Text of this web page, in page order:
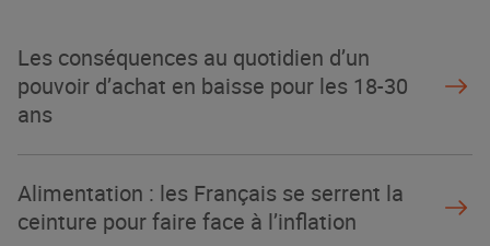
Les conséquences au quotidien d’un
pouvoir d’achat en baisse pour les 18-30
ans
Alimentation : les Français se serrent la
ceinture pour faire face à l’inflation